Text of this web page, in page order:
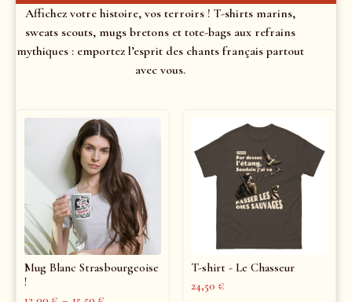
Affichez votre histoire, vos terroirs ! T-shirts marins,
sweats scouts, mugs bretons et tote-bags aux refrains
mythiques : emportez l’esprit des chants français partout
avec vous.
Mug Blanc Strasbourgeoise
!
T-shirt - Le Chasseur
24,50 €